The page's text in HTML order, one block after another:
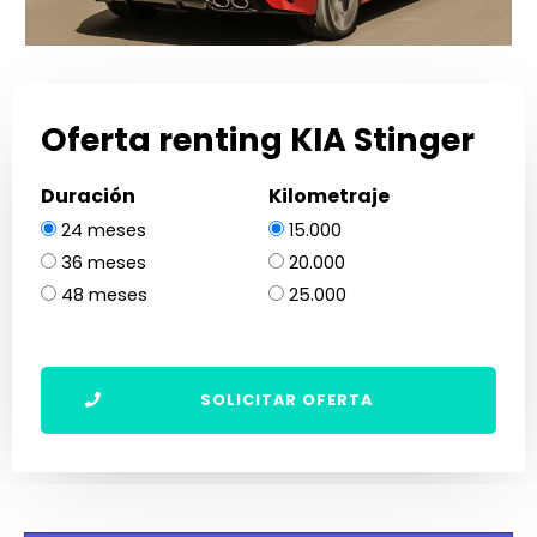
Oferta renting KIA Stinger
Duración
24 meses
36 meses
48 meses
Kilometraje
15.000
20.000
25.000
SOLICITAR OFERTA